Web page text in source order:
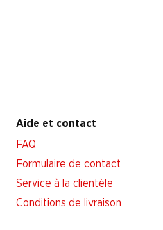
Aide et contact
FAQ
Formulaire de contact
Service à la clientèle
Conditions de livraison